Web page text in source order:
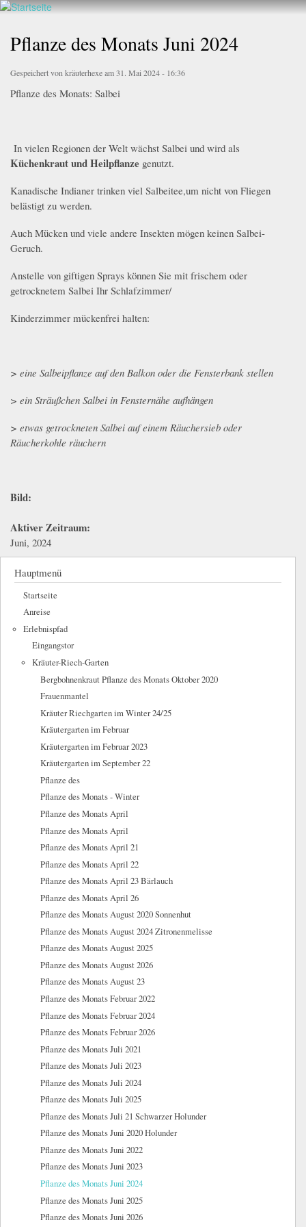
Direkt
Inhalt
Walderlebnis
e.V.
Pflanze des Monats Juni 2024
Gespeichert von kräuterhexeam 31. Mai 2024 - 16:36
Pflanze des Monats: Salbei
In vielen Regionen der Welt wächst Salbei und wird als
Küchenkraut und Heilpflanze genutzt.
Kanadische Indianer trinken viel Salbeitee,um nicht von Fliegen
belästigt zu werden.
Auch Mücken und viele andere Insekten mögen keinen Salbei-
Geruch.
Anstelle von giftigen Sprays können Sie mit frischem oder
getrocknetem Salbei Ihr Schlafzimmer/
Kinderzimmer mückenfrei halten:
> eine Salbeipflanze auf den Balkon oder die Fensterbank stellen
> ein Sträußchen Salbei in Fensternähe aufhängen
> etwas getrockneten Salbei auf einem Räuchersieb oder
Räucherkohle räuchern
Bild:
Aktiver Zeitraum:
Juni, 2024
Hauptmenü
Startseite
Anreise
Erlebnispfad
Eingangstor
Kräuter-Riech-Garten
Bergbohnenkraut Pflanze des Monats Oktober 2020
Frauenmantel
Kräuter Riechgarten im Winter 24/25
Kräutergarten im Februar
Kräutergarten im Februar 2023
Kräutergarten im September 22
Pflanze des
Pflanze des Monats - Winter
Pflanze des Monats April
Pflanze des Monats April
Pflanze des Monats April 21
Pflanze des Monats April 22
Pflanze des Monats April 23 Bärlauch
Pflanze des Monats April 26
Pflanze des Monats August 2020 Sonnenhut
Pflanze des Monats August 2024 Zitronenmelisse
Pflanze des Monats August 2025
Pflanze des Monats August 2026
Pflanze des Monats August 23
Pflanze des Monats Februar 2022
Pflanze des Monats Februar 2024
Pflanze des Monats Februar 2026
Pflanze des Monats Juli 2021
Pflanze des Monats Juli 2023
Pflanze des Monats Juli 2024
Pflanze des Monats Juli 2025
Pflanze des Monats Juli 21 Schwarzer Holunder
Pflanze des Monats Juni 2020 Holunder
Pflanze des Monats Juni 2022
Pflanze des Monats Juni 2023
Pflanze des Monats Juni 2024
Pflanze des Monats Juni 2025
Pflanze des Monats Juni 2026